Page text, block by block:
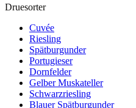
Druesorter
Cuvée
Riesling
Spätburgunder
Portugieser
Dornfelder
Gelber Muskateller
Schwarzriesling
Blauer Spätburgunder